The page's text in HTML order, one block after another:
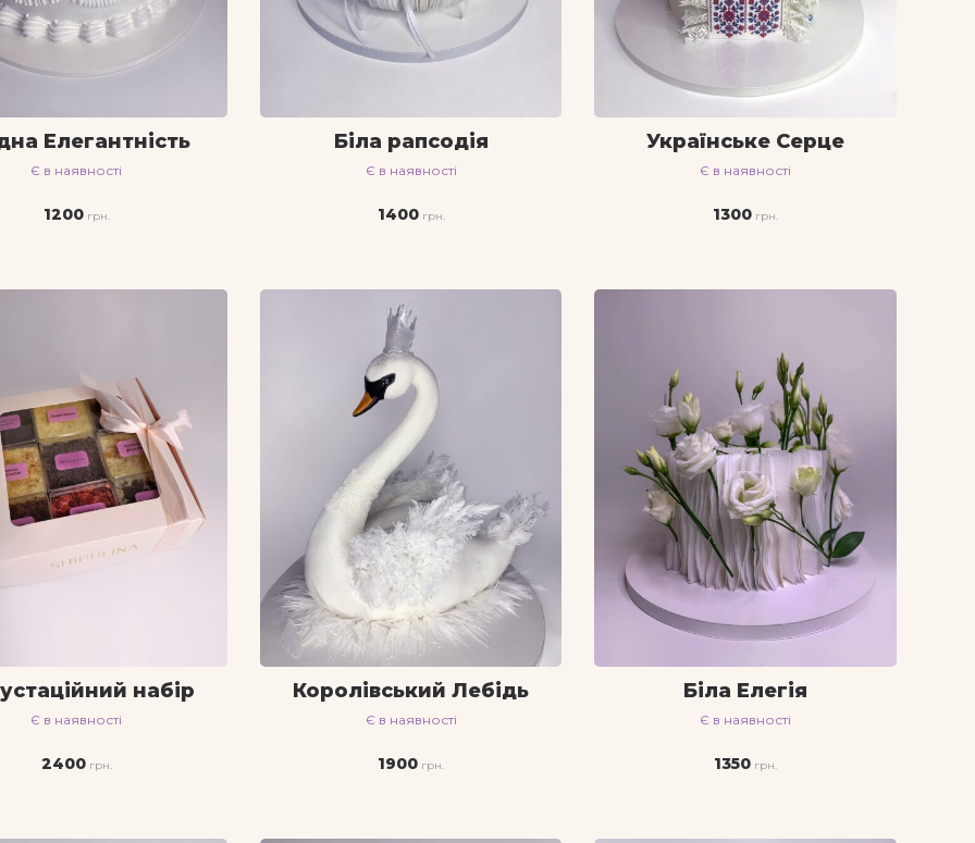
Елегантність
Є в наявності
1200
Біла рапсодія
Є в наявності
1400
Українське Серце
Є в наявності
1300
набір
Є в наявності
2400
Королівський Лебідь
Є в наявності
1900
Біла Елегія
Є в наявності
1350